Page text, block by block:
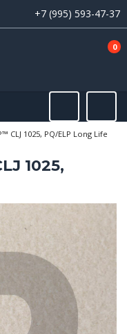
+7 (995) 593-47-37
0
CLJ 1025, PQ/ELP Long Life
1025,